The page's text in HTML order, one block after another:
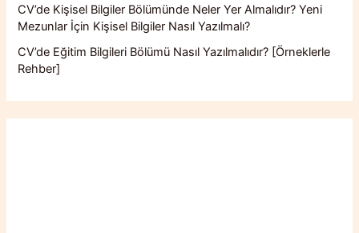
CV’de Kişisel Bilgiler Bölümünde Neler Yer Almalıdır? Yeni
Mezunlar İçin Kişisel Bilgiler Nasıl Yazılmalı?
CV’de Eğitim Bilgileri Bölümü Nasıl Yazılmalıdır? [Örneklerle
Rehber]